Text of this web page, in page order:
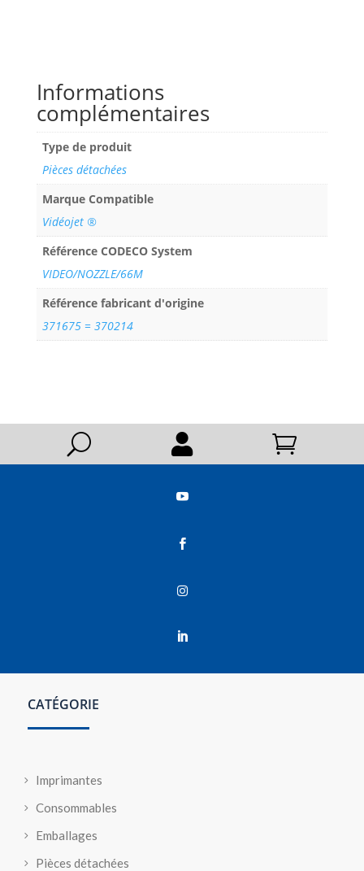
Informations
complémentaires
Type de produit
Pièces détachées
Marque Compatible
Vidéojet ®
Référence CODECO System
VIDEO/NOZZLE/66M
Référence fabricant d'origine
371675 = 370214
U  




CATÉGORIE
Imprimantes
Consommables
Emballages
Pièces détachées